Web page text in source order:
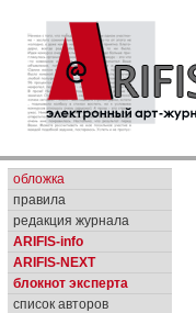
обложка
правила
редакция журнала
ARIFIS-info
ARIFIS-NEXT
блокнот эксперта
список авторов